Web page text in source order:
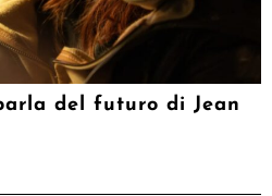
del futuro di Jean